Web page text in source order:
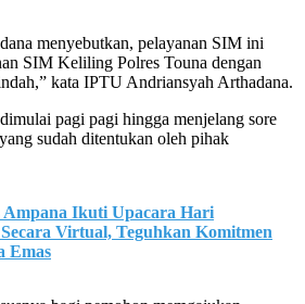
menyebutkan, pelayanan SIM ini
SIM Keliling Polres Touna dengan
kata IPTU Andriansyah Arthadana.
pagi pagi hingga menjelang sore
sudah ditentukan oleh pihak
Ampana Ikuti Upacara Hari
Virtual, Teguhkan Komitmen
Emas